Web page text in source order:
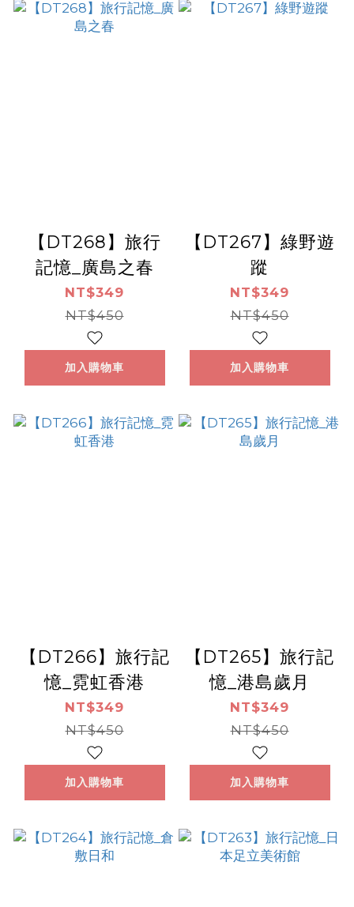
【DT268】旅行
記憶_廣島之春
NT$349
NT$450
加入購物車
【DT267】綠野遊
蹤
NT$349
NT$450
加入購物車
【DT266】旅行記
憶_霓虹香港
NT$349
NT$450
加入購物車
【DT265】旅行記
憶_港島歲月
NT$349
NT$450
加入購物車